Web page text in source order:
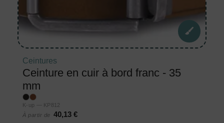
Ceintures
Ceinture en cuir à bord franc - 35
mm
K-up — KP812
À partir de
40,13 €